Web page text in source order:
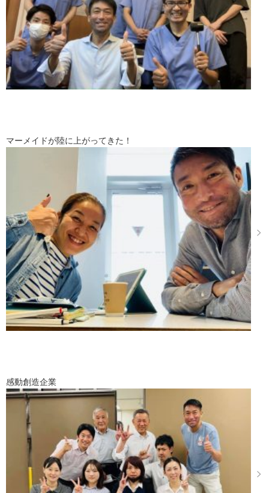
マーメイドが陸に上がってきた！
感動創造企業